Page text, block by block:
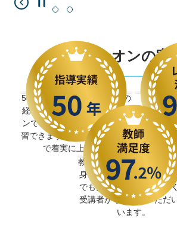
イーオンの実
50年以上にわたる英語指導の
経験をもとに作られたレッス
ンで、初心者でも安心して学
習できます。 確かなノウハウ
で着実に上達へ。
レッスン
得。 指導
の高さが
果を求め
け
教師満足度97.2％。 丁寧
身な指導が評価され、初
でも安心して学べると多
受講者から支持をいただ
います。